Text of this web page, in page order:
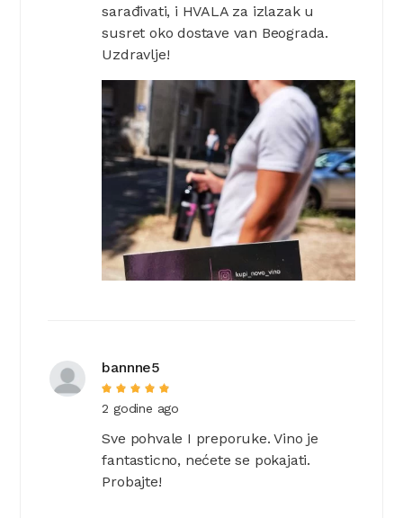
sarađivati, i HVALA za izlazak u
susret oko dostave van Beograda.
Uzdravlje!
bannne5
2 godine ago
Sve pohvale I preporuke. Vino je
fantasticno, nećete se pokajati.
Probajte!